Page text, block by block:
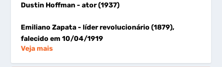
Dustin Hoffman- ator (1937)
Emiliano Zapata- líder revolucionário (1879),
falecido em 10/04/1919
Veja mais